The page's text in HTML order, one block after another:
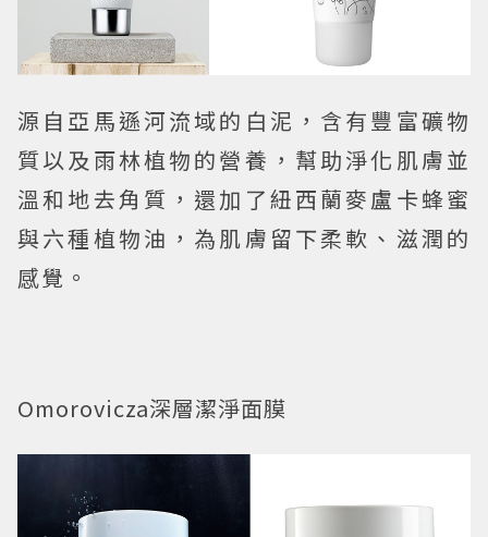
源自亞馬遜河流域的白泥，含有豐富礦物
質以及雨林植物的營養，幫助淨化肌膚並
溫和地去角質，還加了紐西蘭麥盧卡蜂蜜
與六種植物油，為肌膚留下柔軟、滋潤的
感覺。
Omorovicza深層潔淨面膜